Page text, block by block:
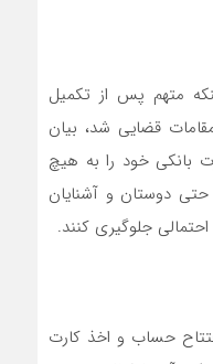
متهم پس از تکمیل
قضایی شد، بیان
بانکی خود را به هیچ
دوستان و آشنایان
جلوگیری کنند.
حساب و اخذ کارت